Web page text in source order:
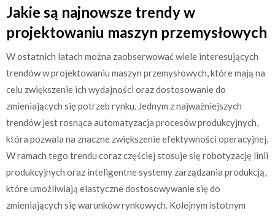
Jakie są najnowsze trendy w
projektowaniu maszyn przemysłowych
W ostatnich latach można zaobserwować wiele interesujących
trendów w projektowaniu maszyn przemysłowych, które mają na
celu zwiększenie ich wydajności oraz dostosowanie do
zmieniających się potrzeb rynku. Jednym z najważniejszych
trendów jest rosnąca automatyzacja procesów produkcyjnych,
która pozwala na znaczne zwiększenie efektywności operacyjnej.
W ramach tego trendu coraz częściej stosuje się robotyzację linii
produkcyjnych oraz inteligentne systemy zarządzania produkcją,
które umożliwiają elastyczne dostosowywanie się do
zmieniających się warunków rynkowych. Kolejnym istotnym